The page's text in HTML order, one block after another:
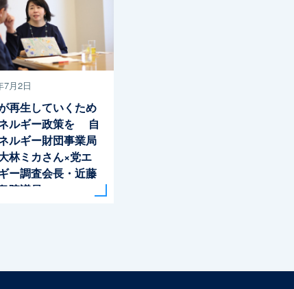
7月2日
再生していくため
ルギー政策を 自
ルギー財団事業局
林ミカさん×党エ
ー調査会長・近藤
院議員